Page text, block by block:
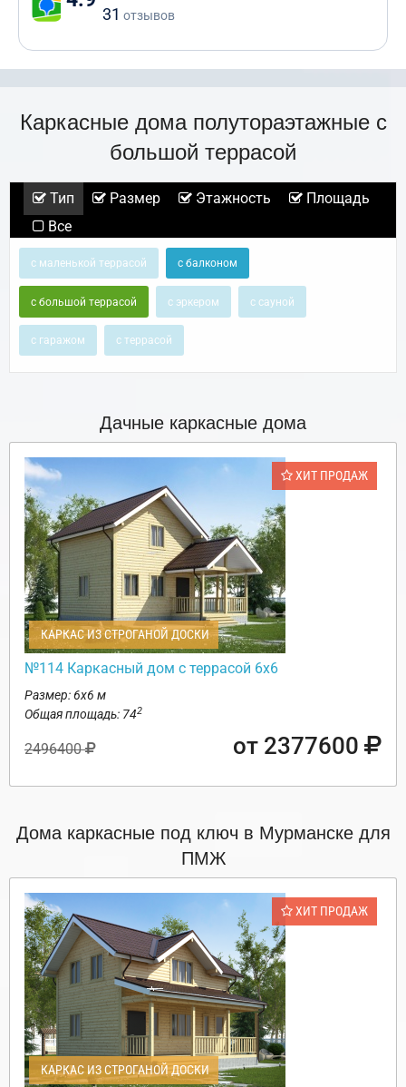
31 отзывов
Каркасные дома полутораэтажные с
большой террасой
Тип Размер Этажность
Площадь
Все
с маленькой террасой с балконом
с большой террасой с эркером с сауной
с гаражом с террасой
Дачные каркасные дома
ХИТ ПРОДАЖ
КАРКАС ИЗ СТРОГАНОЙ ДОСКИ
№114 Каркасный дом с террасой 6х6
Размер: 6х6 м
Общая площадь: 742
2496400 от 2377600
Дома каркасные под ключ в Мурманске для
ПМЖ
ХИТ ПРОДАЖ
КАРКАС ИЗ СТРОГАНОЙ ДОСКИ